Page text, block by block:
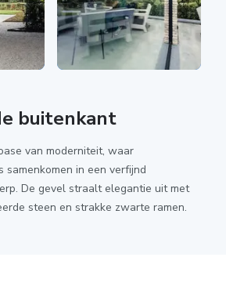
buitenkant
van moderniteit, waar
samenkomen in een verfijnd
De gevel straalt elegantie uit met
steen en strakke zwarte ramen.